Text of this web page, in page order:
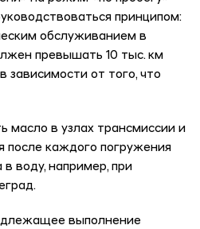
принципом:
обслуживанием в
превышать 10 тыс. км
зависимости от того, что
масло в узлах трансмиссии и
после каждого погружения
воду, например, при
выполнение